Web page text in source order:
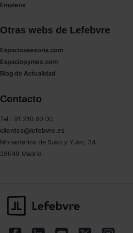
Empleos
Otras webs de Lefebvre
Espacioasesoria.com
Espaciopymes.com
Blog de Actualidad
Contacto
Tel.: 91 210 80 00
clientes@lefebvre.es
Monasterios de Suso y Yuso, 34
28049 Madrid